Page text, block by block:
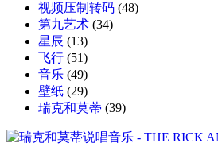
视频压制转码 (48)
第九艺术 (34)
星辰 (13)
飞行 (51)
音乐 (49)
壁纸 (29)
瑞克和莫蒂 (39)